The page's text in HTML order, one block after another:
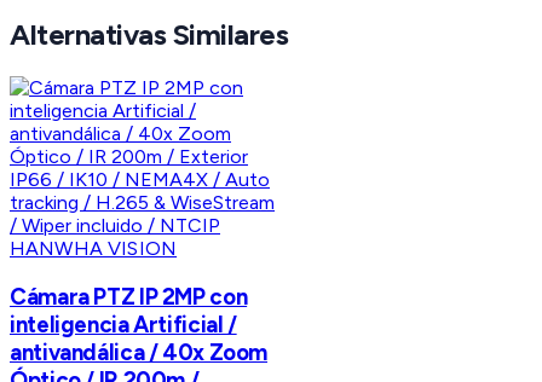
Alternativas Similares
HANWHA VISION
Cámara PTZ IP 2MP con
inteligencia Artificial /
antivandálica / 40x Zoom